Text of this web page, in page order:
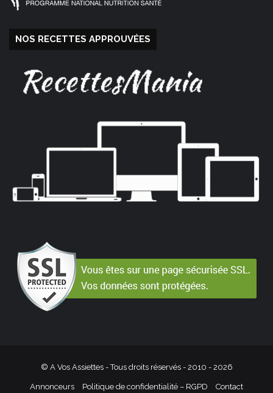
NOS RECETTES APPROUVÉES
© A Vos Assiettes - Tous droits réservés - 2010 - 2026
Annonceurs Politique de confidentialité – RGPD Contact